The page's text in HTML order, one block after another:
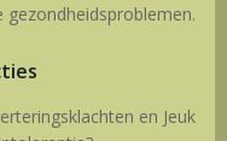
en Jeuk